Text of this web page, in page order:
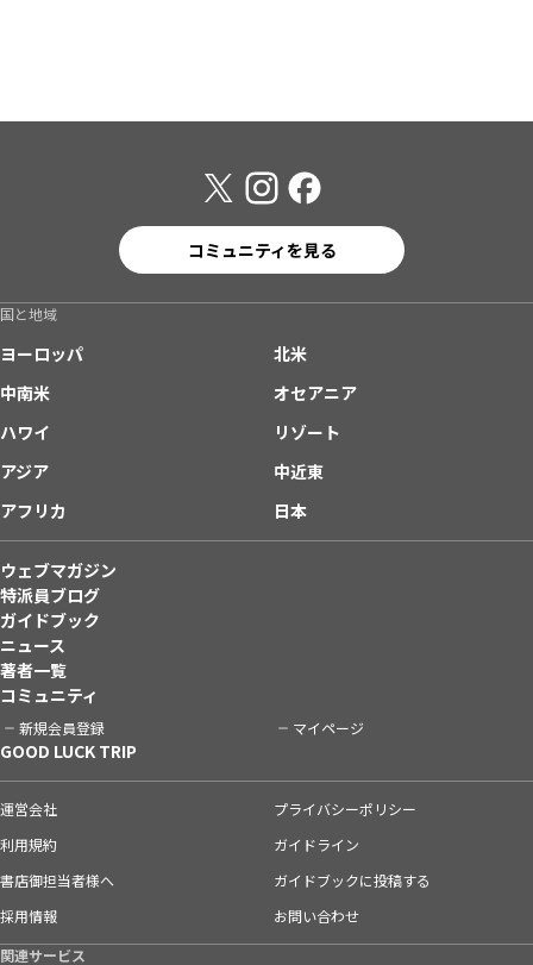
コミュニティを見る
国と地域
ヨーロッパ
北米
中南米
オセアニア
ハワイ
リゾート
アジア
中近東
アフリカ
日本
ウェブマガジン
特派員ブログ
ガイドブック
ニュース
著者一覧
コミュニティ
新規会員登録 マイページ
GOOD LUCK TRIP
運営会社
プライバシーポリシー
利用規約
ガイドライン
書店御担当者様へ
ガイドブックに投稿する
採用情報
お問い合わせ
関連サービス